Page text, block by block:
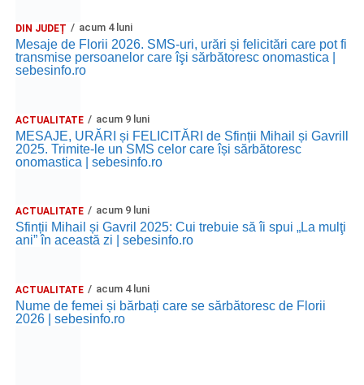
DIN JUDEȚ acum 4 luni
Mesaje de Florii 2026. SMS-uri, urări și felicitări care pot fi
transmise persoanelor care îşi sărbătoresc onomastica |
sebesinfo.ro
ACTUALITATE acum 9 luni
MESAJE, URĂRI și FELICITĂRI de Sfinții Mihail și Gavrill
2025. Trimite-le un SMS celor care își sărbătoresc
onomastica | sebesinfo.ro
ACTUALITATE acum 9 luni
Sfinții Mihail și Gavril 2025: Cui trebuie să îi spui „La mulţi
ani” în această zi | sebesinfo.ro
ACTUALITATE acum 4 luni
Nume de femei și bărbați care se sărbătoresc de Florii
2026 | sebesinfo.ro